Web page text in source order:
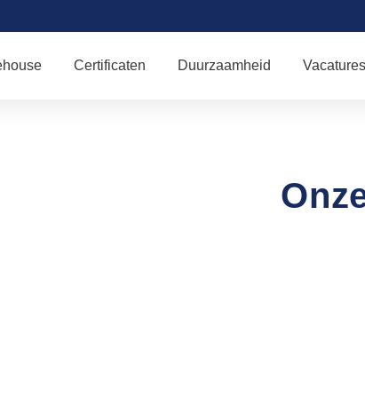
Certificaten Duurzaamheid Vacatures